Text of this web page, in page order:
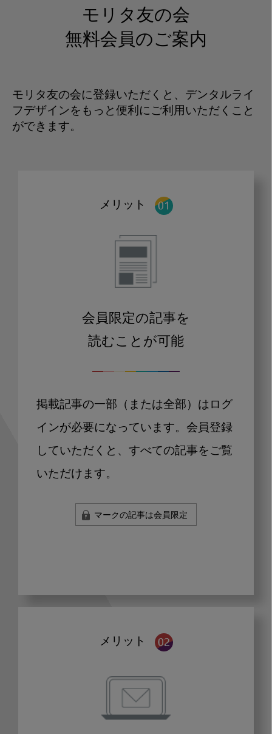
モリタ友の会
無料会員のご案内
モリタ友の会に登録いただくと、デンタルライ
フデザインをもっと便利にご利用いただくこと
ができます。
メリット
会員限定の記事を
読むことが可能
掲載記事の一部（または全部）はログ
インが必要になっています。会員登録
していただくと、すべての記事をご覧
いただけます。
マークの記事は会員限定
メリット